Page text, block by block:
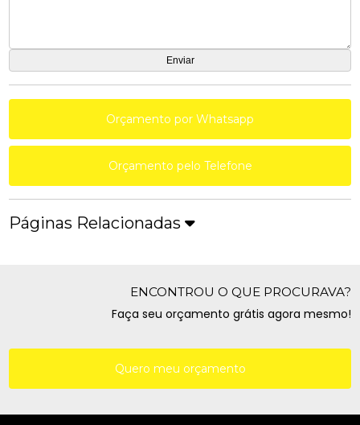
Orçamento por Whatsapp
Orçamento pelo Telefone
Páginas Relacionadas
ENCONTROU O QUE PROCURAVA?
Faça seu orçamento grátis agora mesmo!
Quero meu orçamento